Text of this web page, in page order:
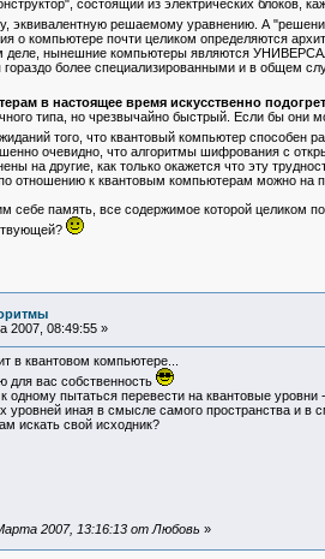
состоящий из электрических блоков,
эквивалентную решаемому уравнению. А
компьютере почти целиком определяются
деле, нынешние компьютеры являются
более специализированными и в общем
в настоящее время искусственно
типа, но чрезвычайно быстрый. Если бы они
того, что квантовый компьютер способен
очевидно, что алгоритмы шифрования с
на другие, как только окажется что эту
к квантовым компьютерам можно на
себе память, все содержимое которой целиком
2007, 08:49:55 »
в квантовом компьютере...
для вас собственность
одному пытаться перевести на квантовые уровни
уровней иная в смысле самого пространства и в
искать свой исходник?
2007, 13:16:13 от Любовь »